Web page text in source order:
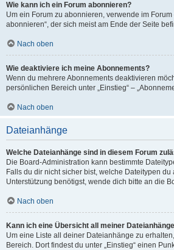
Wie kann ich ein Forum abonnieren?
Um ein Forum zu abonnieren, verwende im Forum
abonnieren“, der sich meist am Ende der Seite
Nach oben
Wie deaktiviere ich meine Abonnements?
Wenn du mehrere Abonnements deaktivieren
persönlichen Bereich unter „Einstieg“ –
Nach oben
Dateianhänge
Welche Dateianhänge sind in diesem Forum
Die Board-Administration kann bestimmte
Falls du dir nicht sicher bist, welche Dateitypen
Unterstützung benötigst, wende dich bitte an die
Nach oben
Kann ich eine Übersicht all meiner
Um eine Liste all deiner Dateianhänge zu
Bereich. Dort findest du unter „Einstieg“ einen